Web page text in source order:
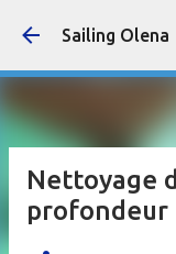
Sailing Olena
Nettoyage
profondeur